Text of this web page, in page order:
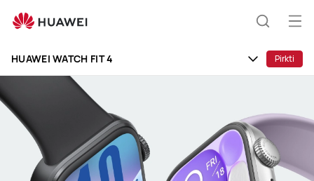
WATCH
HUAWEI WATCH FIT 4 Pirkti